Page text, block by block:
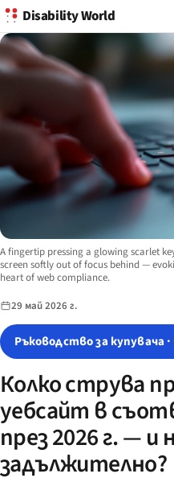
Disability World
Image description:
A fingertip pressing a glowing scarlet
screen softly out of focus behind —
heart of web compliance.
29 май 2026 г.
Ръководство за купувача
Колко струва
уебсайт в
през 2026 г. — и
задължително?